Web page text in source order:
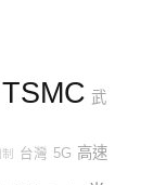
TSMC 武
台灣 5G 高速